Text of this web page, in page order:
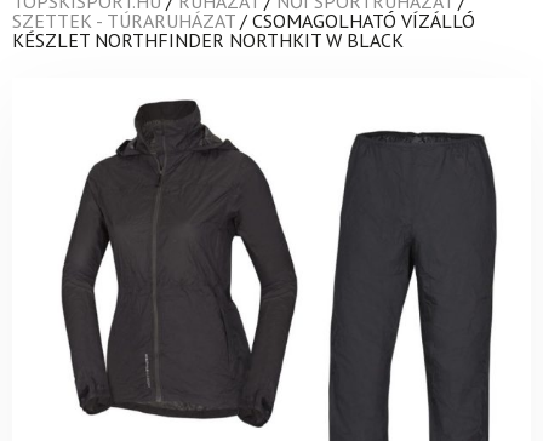
SZETTEK - TÚRARUHÁZAT / CSOMAGOLHATÓ VÍZÁLLÓ
KÉSZLET NORTHFINDER NORTHKIT W BLACK